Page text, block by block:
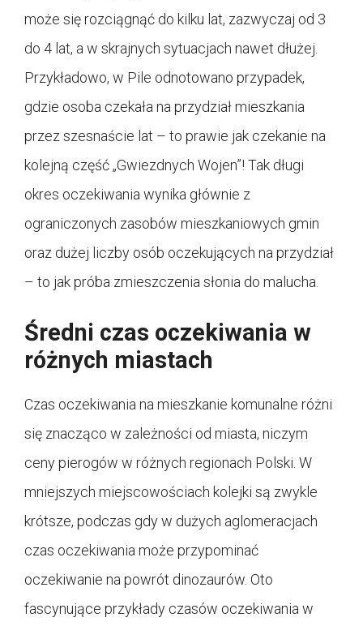
może się rozciągnąć do kilku lat, zazwyczaj od 3
do 4 lat, a w skrajnych sytuacjach nawet dłużej.
Przykładowo, w Pile odnotowano przypadek,
gdzie osoba czekała na przydział mieszkania
przez szesnaście lat – to prawie jak czekanie na
kolejną część „Gwiezdnych Wojen”! Tak długi
okres oczekiwania wynika głównie z
ograniczonych zasobów mieszkaniowych gmin
oraz dużej liczby osób oczekujących na przydział
– to jak próba zmieszczenia słonia do malucha.
Średni czas oczekiwania w
różnych miastach
Czas oczekiwania na mieszkanie komunalne różni
się znacząco w zależności od miasta, niczym
ceny pierogów w różnych regionach Polski. W
mniejszych miejscowościach kolejki są zwykle
krótsze, podczas gdy w dużych aglomeracjach
czas oczekiwania może przypominać
oczekiwanie na powrót dinozaurów. Oto
fascynujące przykłady czasów oczekiwania w